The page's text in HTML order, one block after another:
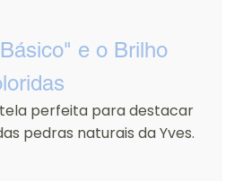
e o Brilho
perfeita para destacar
pedras naturais da Yves.